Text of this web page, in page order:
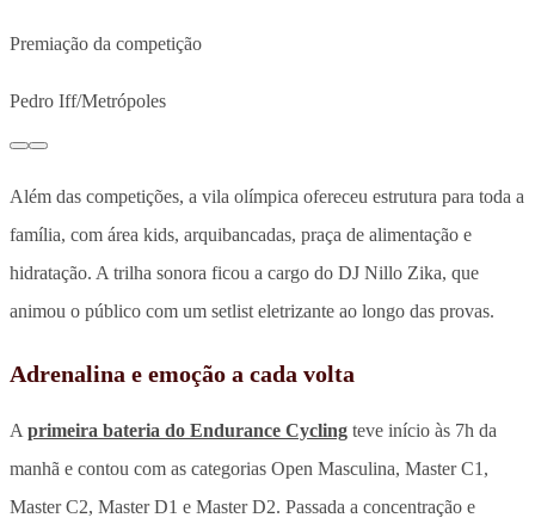
Premiação da competição
Pedro Iff/Metrópoles
Além das competições, a vila olímpica ofereceu estrutura para toda a
família, com área kids, arquibancadas, praça de alimentação e
hidratação. A trilha sonora ficou a cargo do DJ Nillo Zika, que
animou o público com um setlist eletrizante ao longo das provas.
Adrenalina e emoção a cada volta
A primeira bateria do Endurance Cycling teve início às 7h da
manhã e contou com as categorias Open Masculina, Master C1,
Master C2, Master D1 e Master D2. Passada a concentração e